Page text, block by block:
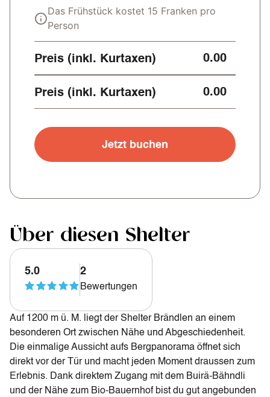
Über diesen Shelter
5.0 2
Bewertungen
Auf 1200 m ü. M. liegt der Shelter Brändlen an einem
besonderen Ort zwischen Nähe und Abgeschiedenheit.
Die einmalige Aussicht aufs Bergpanorama öffnet sich
direkt vor der Tür und macht jeden Moment draussen zum
Erlebnis. Dank direktem Zugang mit dem Buirä-Bähndli
und der Nähe zum Bio-Bauernhof bist du gut angebunden
Das Frühstück kostet 15 Franken pro
Person
Preis (inkl. Kurtaxen) 0.00
Preis (inkl. Kurtaxen) 0.00
Jetzt buchen